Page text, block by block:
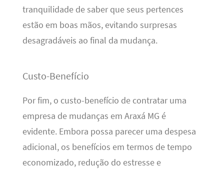
tranquilidade de saber que seus pertences
estão em boas mãos, evitando surpresas
desagradáveis ao final da mudança.
Custo-Benefício
Por fim, o custo-benefício de contratar uma
empresa de mudanças em Araxá MG é
evidente. Embora possa parecer uma despesa
adicional, os benefícios em termos de tempo
economizado, redução do estresse e